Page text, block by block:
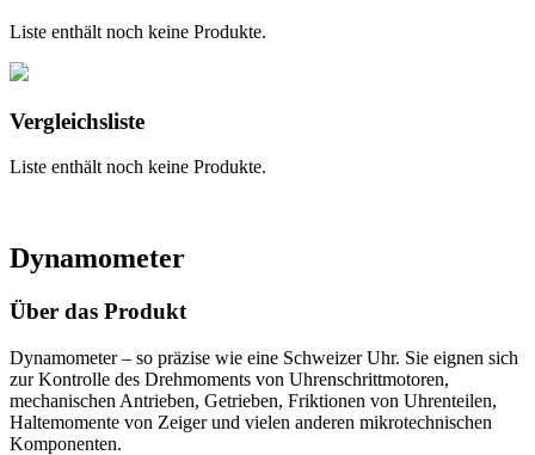
Liste enthält noch keine Produkte.
Vergleichsliste
Liste enthält noch keine Produkte.
Dynamometer
Über das Produkt
Dynamometer – so präzise wie eine Schweizer Uhr. Sie eignen sich
zur Kontrolle des Drehmoments von Uhrenschrittmotoren,
mechanischen Antrieben, Getrieben, Friktionen von Uhrenteilen,
Haltemomente von Zeiger und vielen anderen mikrotechnischen
Komponenten.